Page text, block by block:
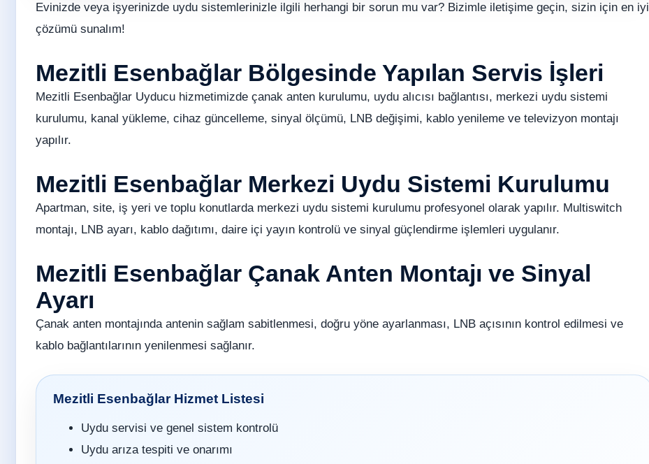
Evinizde veya işyerinizde uydu sistemlerinizle ilgili herhangi bir sorun mu var? Bizimle iletişime geçin, sizin için en iyi
çözümü sunalım!
Mezitli Esenbağlar Bölgesinde Yapılan Servis İşleri
Mezitli Esenbağlar Uyducu hizmetimizde çanak anten kurulumu, uydu alıcısı bağlantısı, merkezi uydu sistemi
kurulumu, kanal yükleme, cihaz güncelleme, sinyal ölçümü, LNB değişimi, kablo yenileme ve televizyon montajı
yapılır.
Mezitli Esenbağlar Merkezi Uydu Sistemi Kurulumu
Apartman, site, iş yeri ve toplu konutlarda merkezi uydu sistemi kurulumu profesyonel olarak yapılır. Multiswitch
montajı, LNB ayarı, kablo dağıtımı, daire içi yayın kontrolü ve sinyal güçlendirme işlemleri uygulanır.
Mezitli Esenbağlar Çanak Anten Montajı ve Sinyal
Ayarı
Çanak anten montajında antenin sağlam sabitlenmesi, doğru yöne ayarlanması, LNB açısının kontrol edilmesi ve
kablo bağlantılarının yenilenmesi sağlanır.
Mezitli Esenbağlar Hizmet Listesi
Uydu servisi ve genel sistem kontrolü
Uydu arıza tespiti ve onarımı